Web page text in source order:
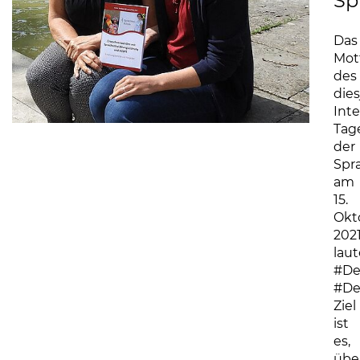
Das
des
der
am
15.
Ziel
ist
es,